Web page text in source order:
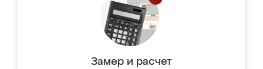
Замер и расчет